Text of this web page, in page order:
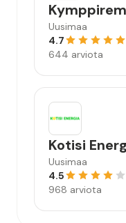
Uusimaa
4.7
644 arviota
Kotisi
Uusimaa
4.5
968 arviota